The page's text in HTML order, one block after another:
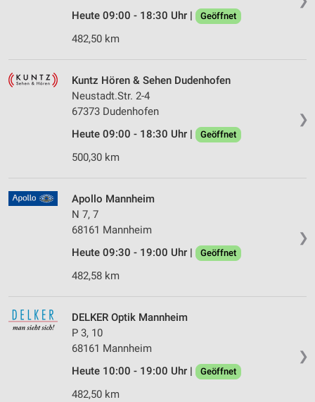
Heute 09:00 - 18:30 Uhr |
Geöffnet
482,50 km
❯
Kuntz Hören & Sehen Dudenhofen
Neustadt.Str. 2-4
67373 Dudenhofen
Heute 09:00 - 18:30 Uhr |
Geöffnet
500,30 km
❯
Apollo Mannheim
N 7, 7
68161 Mannheim
Heute 09:30 - 19:00 Uhr |
Geöffnet
482,58 km
❯
DELKER Optik Mannheim
P 3, 10
68161 Mannheim
Heute 10:00 - 19:00 Uhr |
Geöffnet
482,50 km